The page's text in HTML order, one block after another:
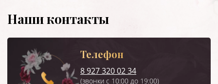
Наши контакты
Телефон
8 927 320 02 34
(звонки с 10:00 до 19:00)